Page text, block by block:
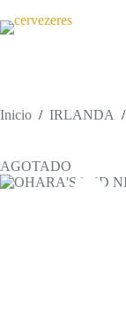
al
contenido
Inicio / IRLANDA /
AGOTADO